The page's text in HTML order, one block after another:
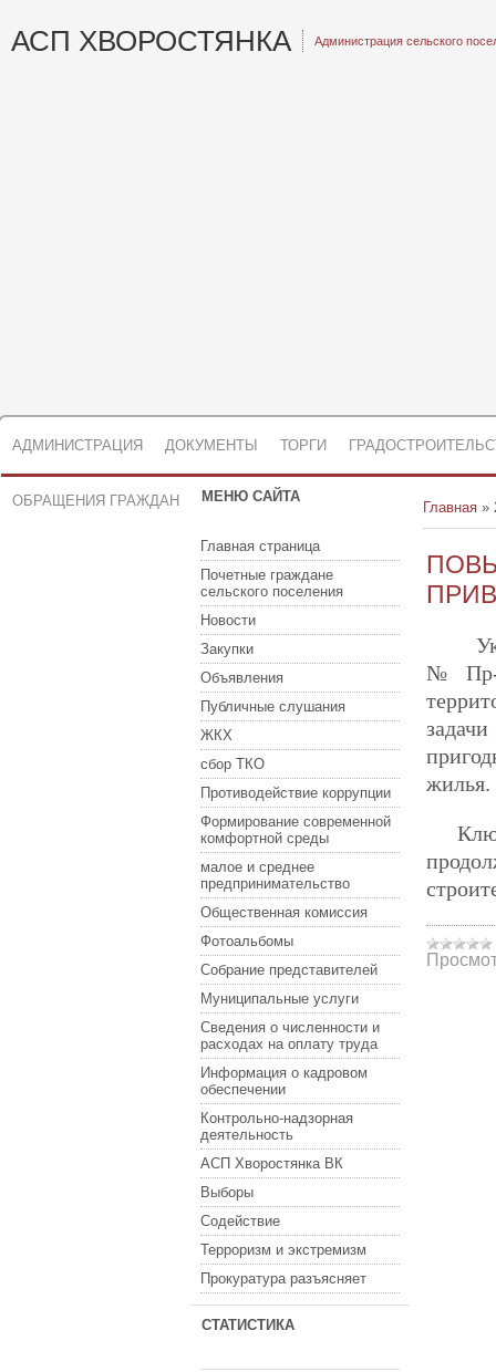
АСП ХВОРОСТЯНКА Администрация сельского
АДМИНИСТРАЦИЯ ДОКУМЕНТЫ ТОРГИ
ОБРАЩЕНИЯ ГРАЖДАН МЕНЮ САЙТА
Главная страница
Почетные граждане
сельского поселения
Новости
Закупки
Объявления
Публичные слушания
ЖКХ
сбор ТКО
Противодействие коррупции
Формирование современной
комфортной среды
малое и среднее
предпринимательство
Общественная комиссия
Фотоальбомы
Собрание представителей
Муниципальные услуги
Сведения о численности и
расходах на оплату труда
Информация о кадровом
обеспечении
Контрольно-надзорная
деятельность
АСП Хворостянка ВК
Выборы
Содействие
Терроризм и экстремизм
Прокуратура разъясняет
СТАТИСТИКА
Главная »
№Пр-
жилья.